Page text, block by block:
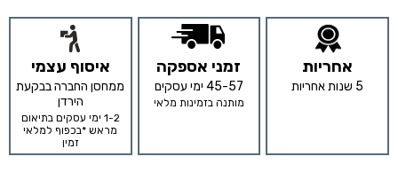
אחריות
5 שנות אחריות
זמני אספקה
45-57 ימי עסקים
מותנה בזמינות מלאי
איסוף עצמי
ממחסן החברה בבקעת
הירדן
1-2 ימי עסקים בתיאום
מראש *בכפוף למלאי
זמין